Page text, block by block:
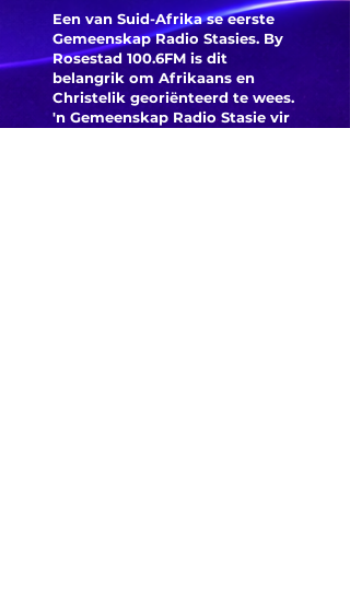
Een van Suid-Afrika se eerste
Gemeenskap Radio Stasies. By
Rosestad 100.6FM is dit
belangrik om Afrikaans en
Christelik georiënteerd te wees.
'n Gemeenskap Radio Stasie vir